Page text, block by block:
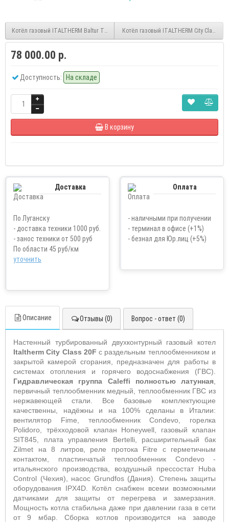
Котёл газовый ITALTHERM Baltur Tesis 32 настенныйКотёл газовый ITALTHERM City Class
78 000.00 р.
Доступность: На складе
В корзину
Доставка
По Луганску
- доставка техники 1000 руб.
- занос техники от 500 руб
По области 45 руб/км
уточнить
Оплата
- наличными при получении
- терминал в офисе (+1%)
- безнал для Юр.лиц (+5%)
Описание Отзывы (0) Вопрос - ответ (0)
Настенный турбированный двухконтурный газовый котел
Italtherm City Class 20F с раздельным теплообменником и
закрытой камерой сгорания, предназначен для работы в
системах отопления и горячего водоснабжения (ГВС)
Гидравлическая группа Caleffi полностью латунная
первичный теплообменник медный, теплообменник ГВС из
нержавеющей стали. Все базовые комплектующие
качественны, надёжны и на 100% сделаны в Италии:
вентилятор Fime, теплообменник Condevo, горелка
Polidoro, трёхходовой клапан Honeywell, газовый клапан
SIT845, плата управления Bertelli, расширительный бак
Zilmet на 8 литров, реле протока Fitre с герметичным
контактом, пластинчатый теплообменник Condevo -
итальянского производства, воздушный прессостат Huba
Control (Чехия), насос Grundfos (Дания). Степень защиты
оборудования IPX4D. Котёл снабжен всеми возможными
датчиками для защиты от перегрева и замерзания.
Мощность котла стабильна даже при давлении газа в сети
от 9 мбар. Сборка котлов производится на заводе